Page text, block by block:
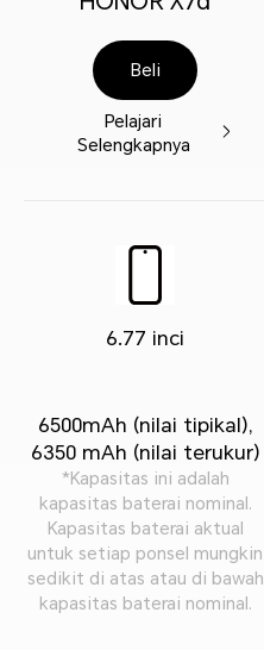
Beli
Pelajari
Selengkapnya
6.77 inci
6500mAh (nilai tipikal),
6350 mAh (nilai terukur)
*Kapasitas ini adalah
kapasitas baterai nominal.
Kapasitas baterai aktual
untuk setiap ponsel mungkin
sedikit di atas atau di bawah
kapasitas baterai nominal.